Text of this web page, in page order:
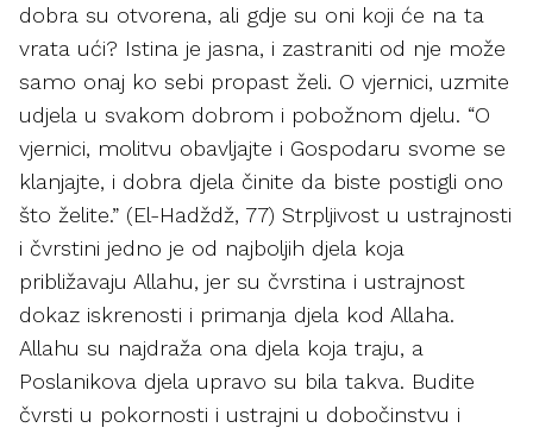
dobra su otvorena, ali gdje su oni koji će na ta
vrata ući? Istina je jasna, i zastraniti od nje može
samo onaj ko sebi propast želi. O vjernici, uzmite
udjela u svakom dobrom i pobožnom djelu. “O
vjernici, molitvu obavljajte i Gospodaru svome se
klanjajte, i dobra djela činite da biste postigli ono
što želite.” (El-Hadždž, 77) Strpljivost u ustrajnosti
i čvrstini jedno je od najboljih djela koja
približavaju Allahu, jer su čvrstina i ustrajnost
dokaz iskrenosti i primanja djela kod Allaha.
Allahu su najdraža ona djela koja traju, a
Poslanikova djela upravo su bila takva. Budite
čvrsti u pokornosti i ustrajni u dobočinstvu i